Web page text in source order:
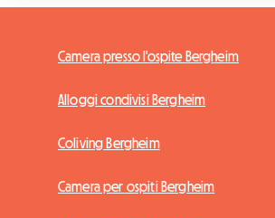
Camera presso l'ospite Bergheim
Alloggi condivisi Bergheim
Coliving Bergheim
Camera per ospiti Bergheim